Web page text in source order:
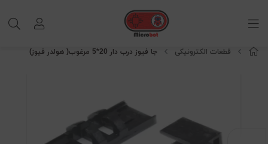
قطعات الکترونیکی جا فیوز درب دار 20*5 مرغوب( هولدر فیوز)